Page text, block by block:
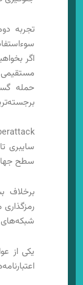
اگر
سایبری
سطح
برخلاف
یکی از